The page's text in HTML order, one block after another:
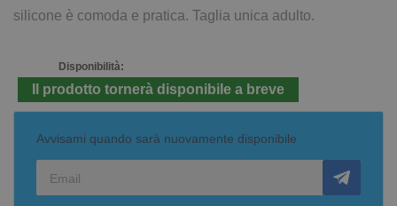
silicone è comoda e pratica. Taglia unica adulto.
Disponibilità:
Il prodotto tornerà disponibile a breve
Avvisami quando sarà nuovamente disponibile